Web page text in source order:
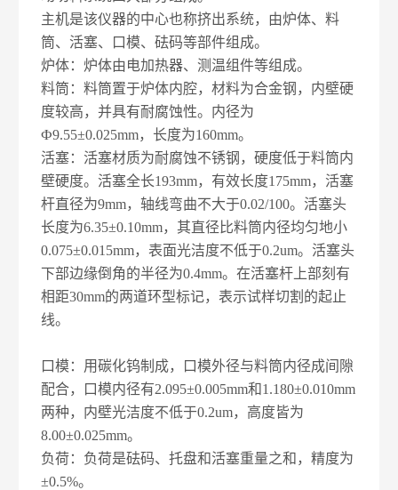
主机是该仪器的中心也称挤出系统，由炉体、料
筒、活塞、口模、砝码等部件组成。
炉体：炉体由电加热器、测温组件等组成。
料筒：料筒置于炉体内腔，材料为合金钢，内壁硬
度较高，并具有耐腐蚀性。内径为
Ф9.55±0.025mm，长度为160mm。
活塞：活塞材质为耐腐蚀不锈钢，硬度低于料筒内
壁硬度。活塞全长193mm，有效长度175mm，活塞
杆直径为9mm，轴线弯曲不大于0.02/100。活塞头
长度为6.35±0.10mm，其直径比料筒内径均匀地小
0.075±0.015mm，表面光洁度不低于0.2um。活塞头
下部边缘倒角的半径为0.4mm。在活塞杆上部刻有
相距30mm的两道环型标记，表示试样切割的起止
线。
口模：用碳化钨制成，口模外径与料筒内径成间隙
配合，口模内径有2.095±0.005mm和1.180±0.010mm
两种，内壁光洁度不低于0.2um，高度皆为
8.00±0.025mm。
负荷：负荷是砝码、托盘和活塞重量之和，精度为
±0.5%。